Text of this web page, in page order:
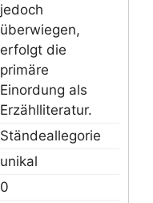
jedoch
überwiegen,
erfolgt die
primäre
Einordung als
Erzählliteratur.
Ständeallegorie
unikal
0